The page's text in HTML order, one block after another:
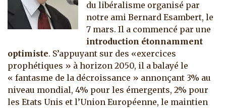
du libéralisme organisé par
notre ami Bernard Esambert, le
7 mars. Il a commencé par une
introduction étonnamment
optimiste. S’appuyant sur des «exercices
prophétiques » à horizon 2050, il a balayé le
« fantasme de la décroissance » annonçant 3% au
niveau mondial, 4% pour les émergents, 2% pour
les Etats Unis et l’Union Européenne, le maintien